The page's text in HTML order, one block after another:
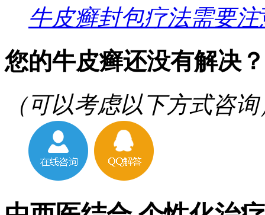
牛皮癣封包疗法需要注
您的牛皮癣还没有解决？
（可以考虑以下方式咨询